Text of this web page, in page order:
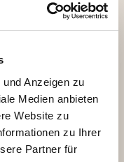
Anzeigen zu
Medien anbieten
Website zu
zu Ihrer
Partner für